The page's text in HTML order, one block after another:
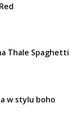
Thale Spaghetti
w stylu boho